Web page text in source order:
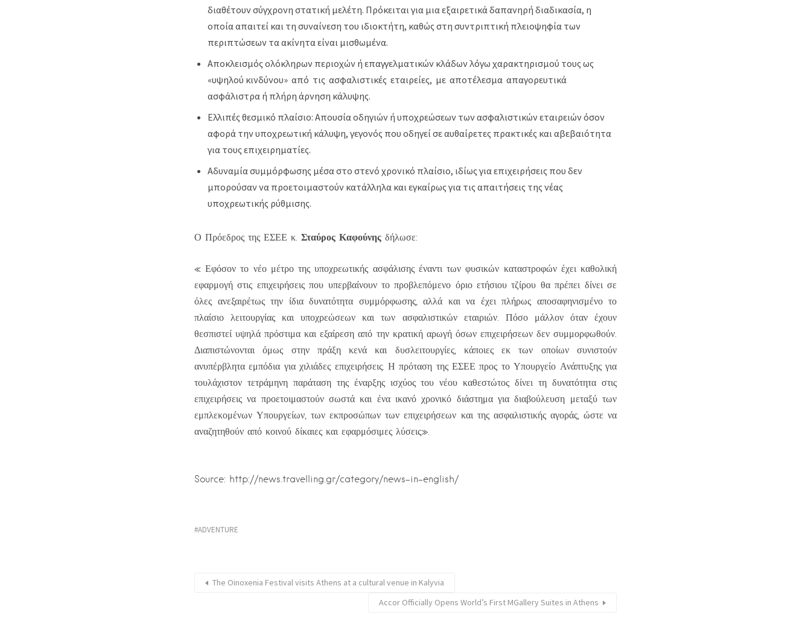
διαθέτουν σύγχρονη στατική μελέτη. Πρόκειται για μια εξαιρετικά δαπανηρή διαδικασία, η
οποία απαιτεί και τη συναίνεση του ιδιοκτήτη, καθώς στη συντριπτική πλειοψηφία των
περιπτώσεων τα ακίνητα είναι μισθωμένα.
Αποκλεισμός ολόκληρων περιοχών ή επαγγελματικών κλάδων λόγω χαρακτηρισμού τους ως
«υψηλού κινδύνου» από τις ασφαλιστικές εταιρείες, με αποτέλεσμα απαγορευτικά
ασφάλιστρα ή πλήρη άρνηση κάλυψης.
Ελλιπές θεσμικό πλαίσιο: Απουσία οδηγιών ή υποχρεώσεων των ασφαλιστικών εταιρειών όσον
αφορά την υποχρεωτική κάλυψη, γεγονός που οδηγεί σε αυθαίρετες πρακτικές και αβεβαιότητα
για τους επιχειρηματίες.
Αδυναμία συμμόρφωσης μέσα στο στενό χρονικό πλαίσιο, ιδίως για επιχειρήσεις που δεν
μπορούσαν να προετοιμαστούν κατάλληλα και εγκαίρως για τις απαιτήσεις της νέας
υποχρεωτικής ρύθμισης.
Ο Πρόεδρος της ΕΣΕΕ κ. Σταύρος Καφούνης δήλωσε:
« Εφόσον το νέο μέτρο της υποχρεωτικής ασφάλισης έναντι των φυσικών καταστροφών έχει καθολική
εφαρμογή στις επιχειρήσεις που υπερβαίνουν το προβλεπόμενο όριο ετήσιου τζίρου θα πρέπει δίνει σε
όλες ανεξαιρέτως την ίδια δυνατότητα συμμόρφωσης, αλλά και να έχει πλήρως αποσαφηνισμένο το
πλαίσιο λειτουργίας και υποχρεώσεων και των ασφαλιστικών εταιριών. Πόσο μάλλον όταν έχουν
θεσπιστεί υψηλά πρόστιμα και εξαίρεση από την κρατική αρωγή όσων επιχειρήσεων δεν συμμορφωθούν.
Διαπιστώνονται όμως στην πράξη κενά και δυσλειτουργίες, κάποιες εκ των οποίων συνιστούν
ανυπέρβλητα εμπόδια για χιλιάδες επιχειρήσεις. Η πρόταση της ΕΣΕΕ προς το Υπουργείο Ανάπτυξης για
τουλάχιστον τετράμηνη παράταση της έναρξης ισχύος του νέου καθεστώτος δίνει τη δυνατότητα στις
επιχειρήσεις να προετοιμαστούν σωστά και ένα ικανό χρονικό διάστημα για διαβούλευση μεταξύ των
εμπλεκομένων Υπουργείων, των εκπροσώπων των επιχειρήσεων και της ασφαλιστικής αγοράς, ώστε να
αναζητηθούν από κοινού δίκαιες και εφαρμόσιμες λύσεις».
Source: http://news.travelling.gr/category/news-in-english/
ADVENTURE
The Oinoxenia Festival visits Athens at a cultural venue in Kalyvia
Accor Officially Opens World’s First MGallery Suites in Athens